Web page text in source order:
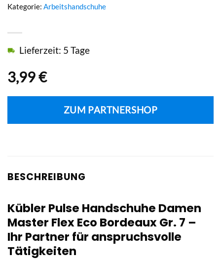
3,99€
Lieferzeit: 5 Tage
ZUM PARTNERSHOP
Kategorie: Arbeitshandschuhe
BESCHREIBUNG
Kübler Pulse Handschuhe Damen
Master Flex Eco Bordeaux Gr. 7 –
Ihr Partner für anspruchsvolle
Tätigkeiten